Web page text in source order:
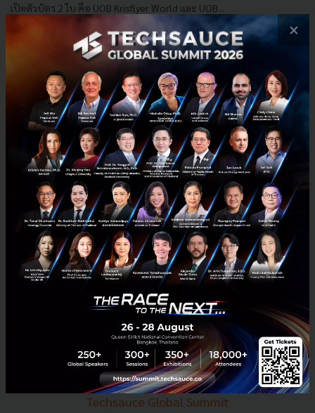
เปิดตัวบัตร 2 ใบ คือ UOB Krisflyer World และ UOB...
| ByTechsauce Team
UOB บัตรเครดิต UOB Krisflyer singapore-airlines
E-mail :contact@techsauce.co
Tel : 02-001-5375
Mobile : 06-4658-9500
Techsauce Media
About Techsauce
Techsauce Services
Privacy Policy
ส่งบทความ
Techsauce Global Summit
×